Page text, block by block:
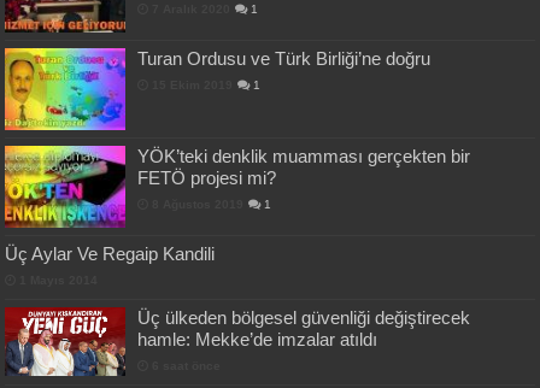
1
Turan Ordusu ve Türk Birliği’ne doğru
1
YÖK’teki denklik muamması gerçekten bir
FETÖ projesi mi?
1
Üç Aylar Ve Regaip Kandili
Üç ülkeden bölgesel güvenliği değiştirecek
hamle: Mekke’de imzalar atıldı